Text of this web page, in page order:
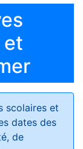
et
scolaires et
dates des
de